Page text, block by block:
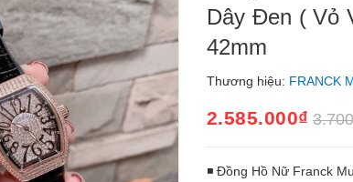
Dây Đen ( Vỏ
42mm
Thương hiệu: FRANCK
2.585.000₫
◾ Đồng Hồ Nữ Franck